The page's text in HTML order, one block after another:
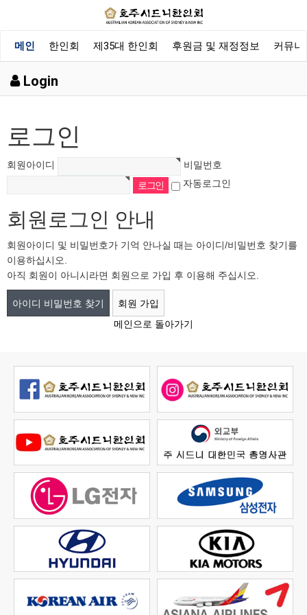
메인 한인회 제35대 한인회 후원금 및 재정정보 커뮤니
Login
로그인
회원아이디
비밀번호
자동로그인
회원로그인 안내
회원아이디 및 비밀번호가 기억 안나실 때는 아이디/비밀번호 찾기를
이용하십시오.
아직 회원이 아니시라면 회원으로 가입 후 이용해 주십시오.
아이디 비밀번호 찾기
회원 가입
메인으로 돌아가기